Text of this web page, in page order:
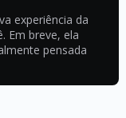
experiência da
Em breve, ela
pensada